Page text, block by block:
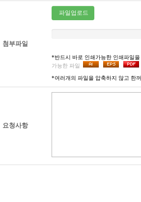
첨부파일
파일업로드
*반드시 바로 인쇄가능한 인쇄파일을
가능한 파일
*여러개의 파일을 압축하지 않고 한
요청사항